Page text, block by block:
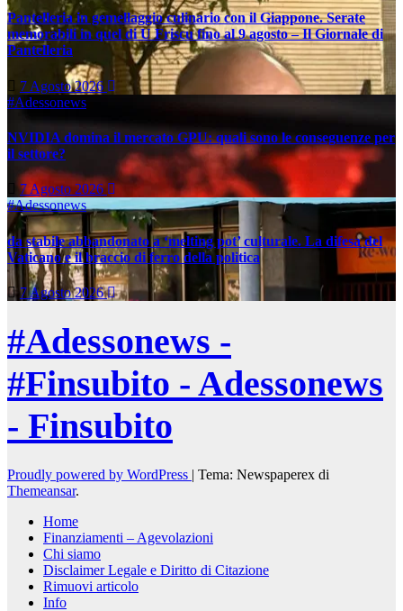
Pantelleria in gemellaggio culinario con il Giappone. Serate
memorabili in quel di U Friscu fino al 9 agosto – Il Giornale di
Pantelleria
7 Agosto 2026
#Adessonews
NVIDIA domina il mercato GPU: quali sono le conseguenze per
il settore?
7 Agosto 2026
#Adessonews
da stabile abbandonato a ‘melting pot’ culturale. La difesa del
Vaticano e il braccio di ferro della politica
7 Agosto 2026
#Adessonews -
#Finsubito - Adessonews
- Finsubito
Proudly powered by WordPress | Tema: Newspaperex di
Themeansar.
Home
Finanziamenti – Agevolazioni
Chi siamo
Disclaimer Legale e Diritto di Citazione
Rimuovi articolo
Info